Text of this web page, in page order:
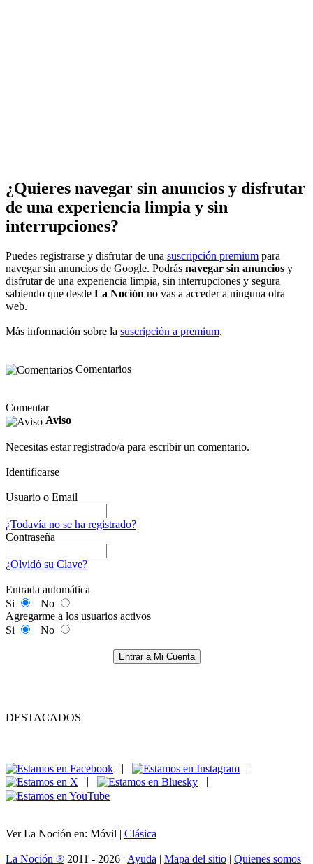
¿Quieres navegar sin anuncios y disfrutar
de una experiencia limpia y sin
interrupciones?
Puedes registrarse y disfrutar de una suscripción premium para
navegar sin anuncios de Google. Podrás navegar sin anuncios y
disfrutar de una experiencia limpia, sin interrupciones y segura
sabiendo que desde La Noción no vas a acceder a ninguna otra
web.
Más información sobre la suscripción a premium.
Comentarios
Comentar
Aviso
Necesitas estar registrado/a para escribir un comentario.
Identificarse
Usuario o Email
¿Todavía no se ha registrado?
Contraseña
¿Olvidó su Clave?
Entrada automática
Si
No
Agregarme a los usuarios activos
Si
No
Entrar a Mi Cuenta
DESTACADOS
|
|
|
|
Ver La Noción en: Móvil | Clásica
La Noción ® 2011 - 2026 | Ayuda | Mapa del sitio | Quienes somos |